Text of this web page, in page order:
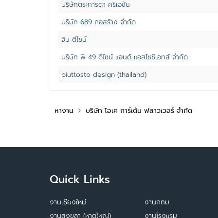
บริษัทตระการตา ครีเอชั่น
บริษัท 689 ก่อสร้าง จำกัด
จิม ดีไซน์
บริษัท พี 49 ดีไซน์ แอนด์ แอสโซซิเอทส์ จำกัด
piuttosto design (thailand)
หางาน บริษัท โอเค การ์เด้น ฟลาวเวอร์ จำกัด
Quick Links
งานเชียงใหม่
งานสงขลา (หาดใหญ่)
งานกทม
งานโรงแรม